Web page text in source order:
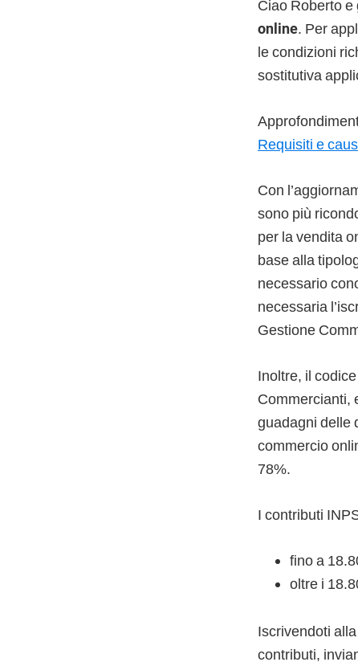
Ciao Roberto e
online. Per
le condizioni
sostitutiva
Requisiti e
Con
sono più
per la vendita
base alla
necessario
necessaria
Gestione
Inoltre, il
Commercianti,
guadagni delle
commercio
78%.
I contributi
fino a
oltre i
Iscrivendoti
contributi,